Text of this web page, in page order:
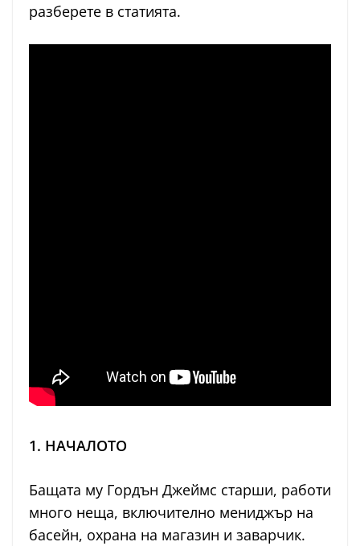
разберете в статията.
1. НАЧАЛОТО
Бащата му Гордън Джеймс старши, работи
много неща, включително мениджър на
басейн, охрана на магазин и заварчик.